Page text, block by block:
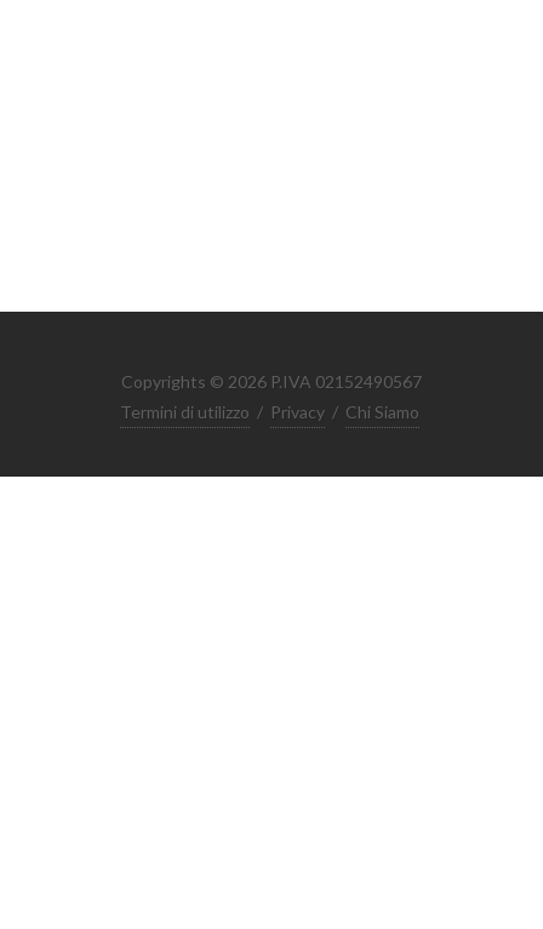
Copyrights © 2026 P.IVA 02152490567
Termini di utilizzo / Privacy / Chi Siamo